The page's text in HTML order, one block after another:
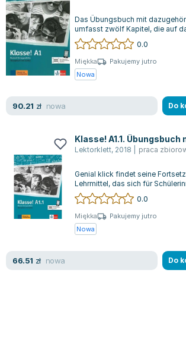
Das Übungsbuch mit
umfasst zwölf Kapitel, die auf
A1 abgestimmt sind. Neben den
0.0
Miękka
Pakujemy jutro
Nowa
90.21 zł nowa Do
Klasse! A1.1.
Lektorklett, 2018 praca
Genial klick findet seine
Lehrmittel, das sich für
12 Jahren eignet. Es bie...
0.0
Miękka
Pakujemy jutro
Nowa
66.51 zł nowa Do